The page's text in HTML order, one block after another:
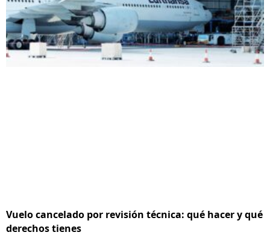
Vuelo cancelado por revisión técnica: qué hacer y qué
derechos tienes